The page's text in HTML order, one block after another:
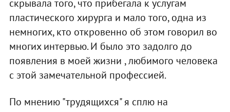
скрывала того, что прибегала к услугам
пластического хирурга и мало того, одна из
немногих, кто откровенно об этом говорил во
многих интервью. И было это задолго до
появления в моей жизни , любимого человека
с этой замечательной профессией.
По мнению "трудящихся" я сплю на